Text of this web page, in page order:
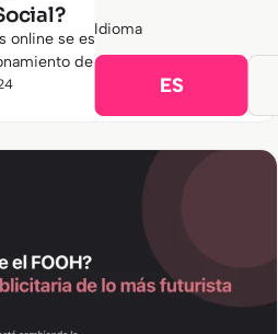
Idioma
ES
online se están transformando
de las redes sociales
ganando importancia según